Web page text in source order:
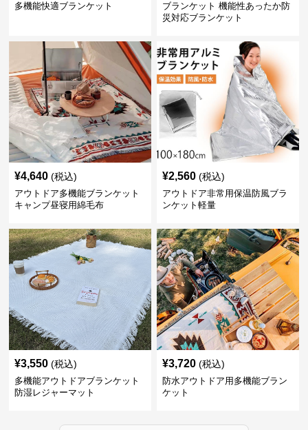
多機能快適ブランケット
ブランケット 機能性あったか防
災対応ブランケット
¥4,640 (税込)
アウトドア多機能ブランケット
キャンプ昼寝用綿毛布
¥2,560 (税込)
アウトドア非常用保温防風ブラ
ンケット軽量
¥3,550 (税込)
多機能アウトドアブランケット
防湿レジャーマット
¥3,720 (税込)
防水アウトドア用多機能ブラン
ケット